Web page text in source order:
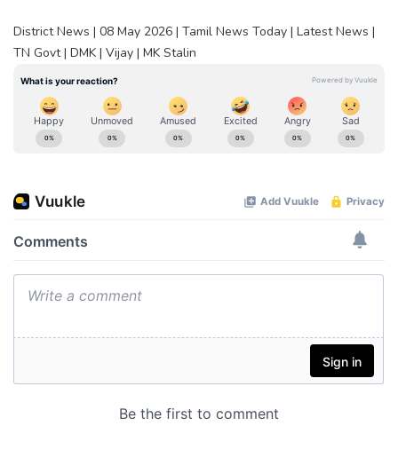
District News | 08 May 2026 | Tamil News Today | Latest News |
TN Govt | DMK | Vijay | MK Stalin